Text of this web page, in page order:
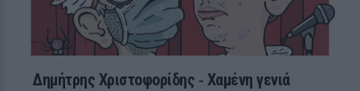
Δημήτρης Χριστοφορίδης ‑ Χαμένη γενιά